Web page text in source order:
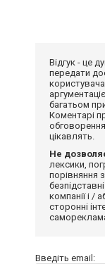
Відгук - це
передати
багатьом
Коментарі
цікавлять.
Не
лексики,
порівняння
компанії і /
сторонні
Введіть email: